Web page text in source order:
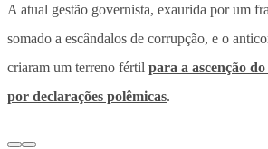
A atual gestão governista, exaurida por um
somado a escândalos de corrupção, e o
criaram um terreno fértil para a ascenção
por declarações polêmicas.